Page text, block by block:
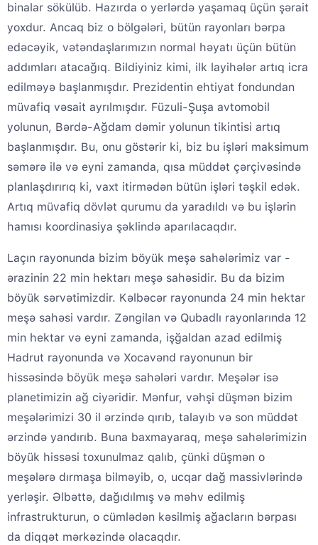
binalar sökülüb. Hazırda o yerlərdə yaşamaq üçün şərait
yoxdur. Ancaq biz o bölgələri, bütün rayonları bərpa
edəcəyik, vətəndaşlarımızın normal həyatı üçün bütün
addımları atacağıq. Bildiyiniz kimi, ilk layihələr artıq icra
edilməyə başlanmışdır. Prezidentin ehtiyat fondundan
müvafiq vəsait ayrılmışdır. Füzuli-Şuşa avtomobil
yolunun, Bərdə-Ağdam dəmir yolunun tikintisi artıq
başlanmışdır. Bu, onu göstərir ki, biz bu işləri maksimum
səmərə ilə və eyni zamanda, qısa müddət çərçivəsində
planlaşdırırıq ki, vaxt itirmədən bütün işləri təşkil edək.
Artıq müvafiq dövlət qurumu da yaradıldı və bu işlərin
hamısı koordinasiya şəklində aparılacaqdır.
Laçın rayonunda bizim böyük meşə sahələrimiz var -
ərazinin 22 min hektarı meşə sahəsidir. Bu da bizim
böyük sərvətimizdir. Kəlbəcər rayonunda 24 min hektar
meşə sahəsi vardır. Zəngilan və Qubadlı rayonlarında 12
min hektar və eyni zamanda, işğaldan azad edilmiş
Hadrut rayonunda və Xocavənd rayonunun bir
hissəsində böyük meşə sahələri vardır. Meşələr isə
planetimizin ağ ciyəridir. Mənfur, vəhşi düşmən bizim
meşələrimizi 30 il ərzində qırıb, talayıb və son müddət
ərzində yandırıb. Buna baxmayaraq, meşə sahələrimizin
böyük hissəsi toxunulmaz qalıb, çünki düşmən o
meşələrə dırmaşa bilməyib, o, ucqar dağ massivlərində
yerləşir. Əlbəttə, dağıdılmış və məhv edilmiş
infrastrukturun, o cümlədən kəsilmiş ağacların bərpası
da diqqət mərkəzində olacaqdır.